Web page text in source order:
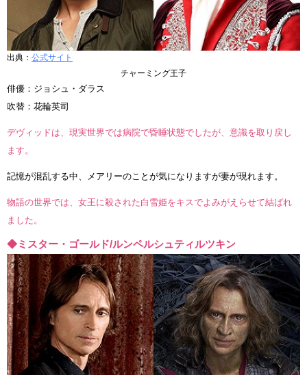
出典： 公式サイト
チャーミング王子
俳優：ジョシュ・ダラス
吹替：花輪英司
デヴィッドは、現実世界では病院で昏睡状態でしたが、意識を取り戻し
ます。
記憶が混乱する中、メアリーのことが気になりますが妻が現れます。
物語の世界では、女王に殺された白雪姫をキスでよみがえらせて結ばれ
ました。
◆ミスター・ゴールド/ルンペルシュティルツキン